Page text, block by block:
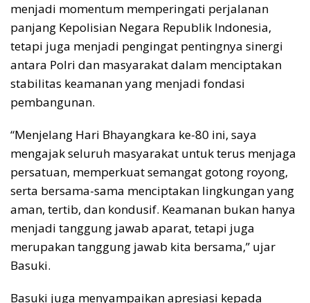
menjadi momentum memperingati perjalanan
panjang Kepolisian Negara Republik Indonesia,
tetapi juga menjadi pengingat pentingnya sinergi
antara Polri dan masyarakat dalam menciptakan
stabilitas keamanan yang menjadi fondasi
pembangunan.
“Menjelang Hari Bhayangkara ke-80 ini, saya
mengajak seluruh masyarakat untuk terus menjaga
persatuan, memperkuat semangat gotong royong,
serta bersama-sama menciptakan lingkungan yang
aman, tertib, dan kondusif. Keamanan bukan hanya
menjadi tanggung jawab aparat, tetapi juga
merupakan tanggung jawab kita bersama,” ujar
Basuki.
Basuki juga menyampaikan apresiasi kepada